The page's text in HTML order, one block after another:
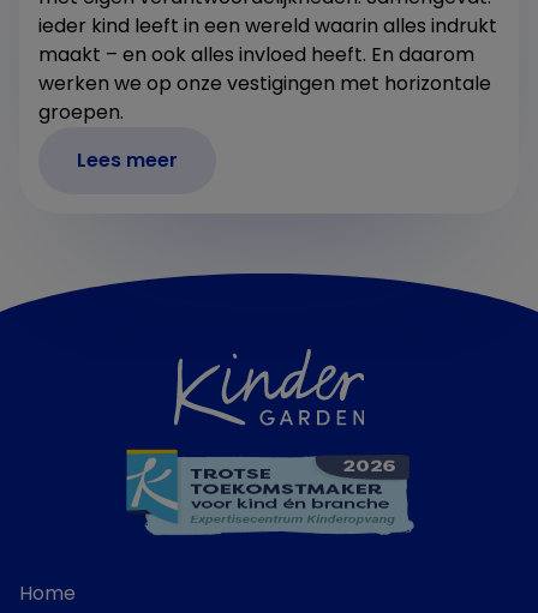
ieder kind leeft in een wereld waarin alles indrukt
maakt – en ook alles invloed heeft. En daarom
werken we op onze vestigingen met horizontale
groepen.
Lees meer
Home